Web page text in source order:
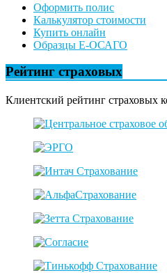
Оформить полис
Калькулятор стоимости
Купить онлайн
Образцы Е-ОСАГО
Рейтинг страховых
Клиентский рейтинг страховых